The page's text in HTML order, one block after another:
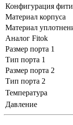
Конфигурация
Материал корпуса
Материал
Аналог Fitok
Размер порта 1
Тип порта 1
Размер порта 2
Тип порта 2
Температура
Давление